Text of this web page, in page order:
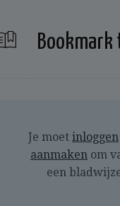
Je moet inloggen
aanmaken om
een